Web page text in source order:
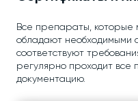
Все препараты, которые
обладают необходимыми
соответствуют
регулярно проходит все
документацию.